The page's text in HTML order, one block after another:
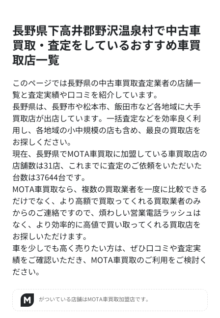
長野県下高井郡野沢温泉村で中古車
買取・査定をしているおすすめ車買
取店一覧
このページでは長野県の中古車買取査定業者の店舗一
覧と査定実績や口コミを紹介しています。
長野県は、長野市や松本市、飯田市など各地域に大手
買取店が出店しています。一括査定などを効率良く利
用し、各地域の小中規模の店も含め、最良の買取店を
お探しください。
現在、長野県でMOTA車買取に加盟している車買取店の
店舗数は31店、これまでに査定のご依頼をいただいた
台数は37644台です。
MOTA車買取なら、複数の買取業者を一度に比較できる
だけでなく、より高額で買取ってくれる買取業者のみ
からのご連絡ですので、煩わしい営業電話ラッシュは
なく、より効率的に高値で買い取ってくれる買取店を
お探しいただけます。
車を少しでも高く売りたい方は、ぜひ口コミや査定実
績をご確認いただき、MOTA車買取のご利用をご検討く
ださい。
がついている店舗はMOTA車買取加盟店です。